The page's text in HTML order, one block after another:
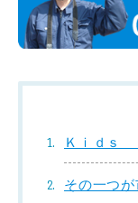
Ｋｉｄｓ
その一つが